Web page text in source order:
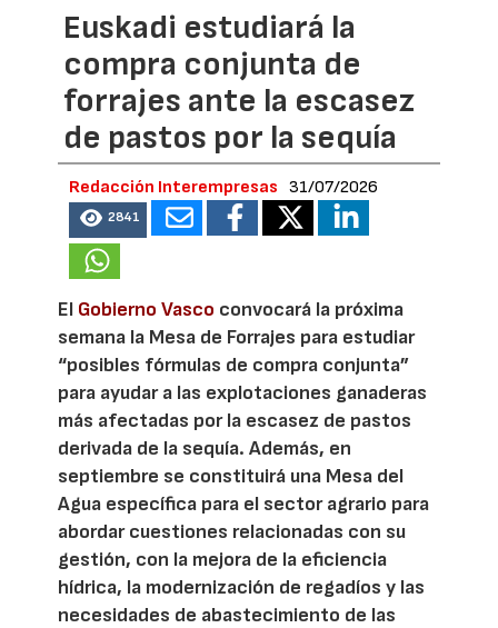
Euskadi estudiará la
compra conjunta de
forrajes ante la escasez
de pastos por la sequía
Redacción Interempresas 31/07/2026
2841
El Gobierno Vasco convocará la próxima
semana la Mesa de Forrajes para estudiar
“posibles fórmulas de compra conjunta”
para ayudar a las explotaciones ganaderas
más afectadas por la escasez de pastos
derivada de la sequía. Además, en
septiembre se constituirá una Mesa del
Agua específica para el sector agrario para
abordar cuestiones relacionadas con su
gestión, con la mejora de la eficiencia
hídrica, la modernización de regadíos y las
necesidades de abastecimiento de las